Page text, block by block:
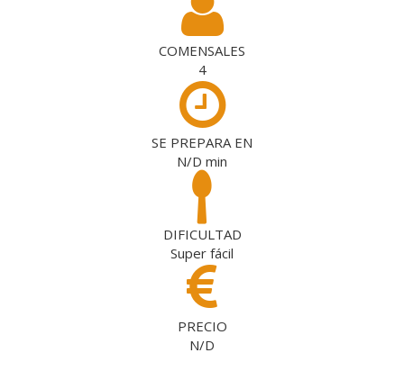
COMENSALES
4
SE PREPARA EN
N/D min
DIFICULTAD
Super fácil
PRECIO
N/D